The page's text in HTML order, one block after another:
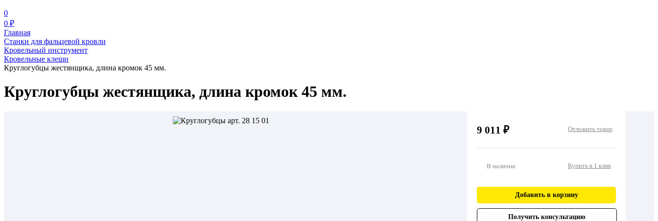
0
0 ₽
Главная
Станки для фальцевой кровли
Кровельный инструмент
Кровельные клещи
Круглогубцы жестянщика, длина кромок 45 мм.
Круглогубцы жестянщика, длина кромок 45 мм.
9 011 ₽ Отложить товар
В наличии Купить в 1 клик
Добавить в корзину
Получить консультацию